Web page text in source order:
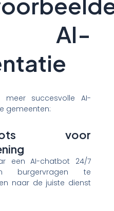
AI-
meer succesvolle AI-
gemeenten:
voor
een AI-chatbot 24/7
burgervragen te
naar de juiste dienst